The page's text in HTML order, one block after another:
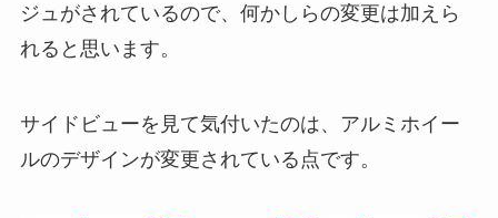
ジュがされているので、何かしらの変更は加えら
れると思います。
サイドビューを見て気付いたのは、アルミホイー
ルのデザインが変更されている点です。